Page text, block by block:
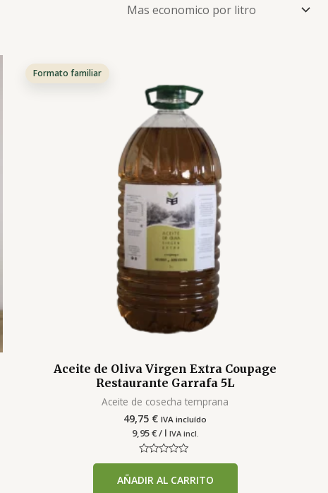
Formato familiar
Aceite de Oliva Virgen Extra Coupage
Restaurante Garrafa 5L
Aceite de cosecha temprana
49,75 € IVA incluído
9,95€/ l IVA incl.
Valorado
0
AÑADIR AL CARRITO